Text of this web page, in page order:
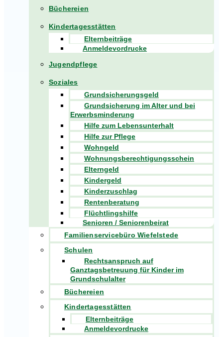
Büchereien
Kindertagesstätten
Elternbeiträge
Anmeldevordrucke
Jugendpflege
Soziales
Grundsicherungsgeld
Grundsicherung im Alter und bei
Erwerbsminderung
Hilfe zum Lebensunterhalt
Hilfe zur Pflege
Wohngeld
Wohnungsberechtigungsschein
Elterngeld
Kindergeld
Kinderzuschlag
Rentenberatung
Flüchtlingshilfe
Senioren / Seniorenbeirat
Familienservicebüro Wiefelstede
Schulen
Rechtsanspruch auf
Ganztagsbetreuung für Kinder im
Grundschulalter
Büchereien
Kindertagesstätten
Elternbeiträge
Anmeldevordrucke